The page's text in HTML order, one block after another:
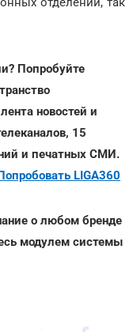
Попробуйте
новостей и
15
и печатных СМИ.
LIGA360
о любом бренде
модулем системы